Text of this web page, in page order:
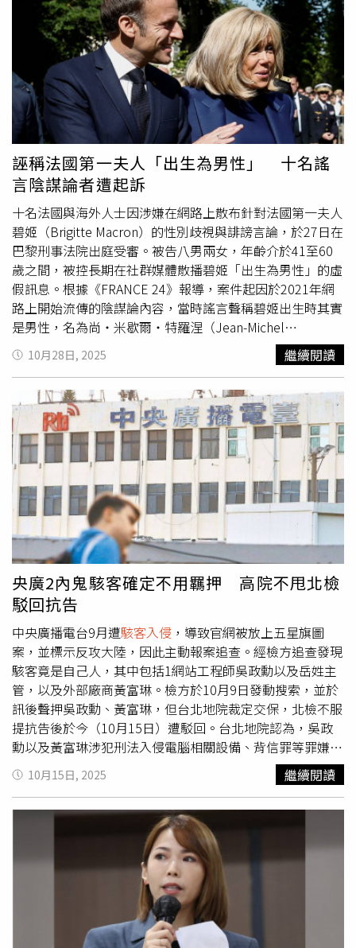
權法與執法力道。Anna’s Archive宣稱已大規模擷取
Spotify音樂資料，並計畫建立「音樂保存庫」，引發著作
權爭議。（圖／翻攝自X，@nordicinst）
於8月20日、9月11日、9月18日、9月19日、9月20日干擾
央廣網站運行，並於9月24日透過LINE群組把官網原始程式
碼外流給黃富琳以及林姓友人、顏姓友人、廖姓友人，使其
均取得操控管理央廣官網權限。9月26日，警方持搜索票搜
索吳政勳、岳昭莒，沒想到吳政勳不知悔改，交保後再度於
9月28日干擾央廣官網運行，並利用先前所設定參數在10月
9日換掉央廣官網日語新聞版網頁，於首頁日語版出現簡體
中文等，妨害其運行，檢警旋即於10月9日上午再度執行搜
索。台北地檢署訊後認為吳政勳、岳昭莒竟僅因懷疑央廣有
中資介入，便利用職權擅自對央廣官網胡作非為，其以反攻
大陸、五星旗等圖片入侵官網電腦並置換網頁內容之行為是
在挑起兩岸對立緊張，行為危險性、危害性遠非一般刑事犯
罪可比。檢方指出，吳政勳交保後，仍多次發動阻斷攻擊，
甚至選擇在國慶日當天攻擊官網，具很高象徵意義，建請法
官對吳政勳、岳昭莒求刑3年、2年6月，並對黃國琳從重量
刑。
誣稱法國第一夫人「出生為男性」 十名謠
言陰謀論者遭起訴
十名法國與海外人士因涉嫌在網路上散布針對法國第一夫人
碧姬（Brigitte Macron）的性別歧視與誹謗言論，於27日在
巴黎刑事法院出庭受審。被告八男兩女，年齡介於41至60
歲之間，被控長期在社群媒體散播碧姬「出生為男性」的虛
假訊息。根據《FRANCE 24》報導，案件起因於2021年網
路上開始流傳的陰謀論內容，當時謠言聲稱碧姬出生時其實
是男性，名為尚・米歇爾・特羅涅（Jean-Michel
Trogneux），也就是碧姬兄長的名字。此說法隨後被陰謀
論者與極右翼圈層放大，甚至傳至美國。2024年8月，碧姬
正式提起訴訟，要求調查惡意造謠者。巴黎警方在同年12月
與2025年2月展開逮捕行動。報導中提到，碧姬與法國總統
馬克宏（Emmanuel Macron）已於7月底在美國提起另一場
誹謗訴訟，對象是美國保守派評論員歐文斯（Candace
Owens）。歐文斯在節目中公開聲稱第一夫人出生為男性，
甚至表示願以「職業聲譽作賭注」。馬克宏夫婦計畫向美國
法院提供醫學與照片證據，證明指控不實。根據《太陽報》
報導，2024年9月有 駭客入侵法國官方稅務系統，惡意將碧
姬的登錄姓名改為「尚・米歇爾・馬克宏（Jean-Michel
Macron）」。負責總統夫婦行政事務的邦姆（Tristan
Bomme）證實事件屬實，並表示這一變更不可能在未授權
的情況下發生，顯示系統遭惡意入侵。碧姬在發現異常後立
刻提出正式申訴，調查確認至少兩人涉入此次資料篡改。受
審的十人中，有部分與陰謀論圈關係密切。41歲的宣傳人員
阿特朗（Aurelien Poirson-Atlan）在網上以筆名「柔依薩岡
（Zoe Sagan）」活動，經常散播極右內容；另有靈性媒介
德爾菲娜（Delphine J.），化名阿曼丁・羅伊（Amandine
Roy），早於2022年就因誹謗被碧姬起訴。她曾在YouTube
上發布與部落客雷伊（Natacha Rey）的四小時訪談，聲稱
碧姬實為兄長。兩人2024年被判賠償碧姬與其家人，但該
判決後被上訴法院以言論自由為由撤銷，目前案件已上訴至
法國最高法院。巴黎檢方表示，這些被告散播的言論不僅攻
擊碧姬的性別與性取向，還以「戀童癖」嘲諷她與總統之間
24歲的年齡差。若罪名成立，最高可判兩年徒刑。曼徹斯特
大學（University of Manchester）發展生物學家希爾頓博
士（Dr. Emma Hilton）表示，若有必要，碧姬可提出五項
醫學證據，包括分娩記錄與染色體檢測，來反駁指控。法國
總統馬克宏曾在國際婦女節發言時談到此事，他表示「最糟
糕的是虛假資訊與杜撰情節。人們最終會相信它們。」目前
審理仍在進行中，巴黎法院預計將在未來數週內作出判決。
10月28日, 2025 繼續閱讀
央廣2內鬼駭客確定不用羈押 高院不甩北檢
駁回抗告
中央廣播電台9月遭駭客入侵 ，導致官網被放上五星旗圖
案，並標示反攻大陸，因此主動報案追查。經檢方追查發現
駭客竟是自己人，其中包括1網站工程師吳政勳以及岳姓主
管，以及外部廠商黃富琳。檢方於10月9日發動搜索，並於
訊後聲押吳政勳、黃富琳，但台北地院裁定交保，北檢不服
提抗告後於今（10月15日）遭駁回。台北地院認為，吳政
勳以及黃富琳涉犯刑法入侵電腦相關設備、背信罪等罪嫌重
大，但考量吳、黃2人並未造成實際損害，且已有共犯以及
證人之供證等資料可以佐證，且涉犯刑責非重，先前吳政勳
已以3萬元具保，若再以27萬具保，黃富琳以15萬元具保，
應足以保全本案日後偵查、審理程序進行。因此，台北地院
裁定其等各以上述金額具保，經核並無違誤或不當，應予維
持。檢察官抗告雖指謂被告2人損害國家利益之危險性仍存
在，若令其等交保，可能妨害偵查及證據保全等情，惟依卷
內事證，尚不可採，故駁回抗告，且不得再抗告。
10月15日, 2025 繼續閱讀